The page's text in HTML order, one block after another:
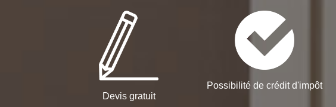
Devis gratuit
Possibilité de crédit d'impôt